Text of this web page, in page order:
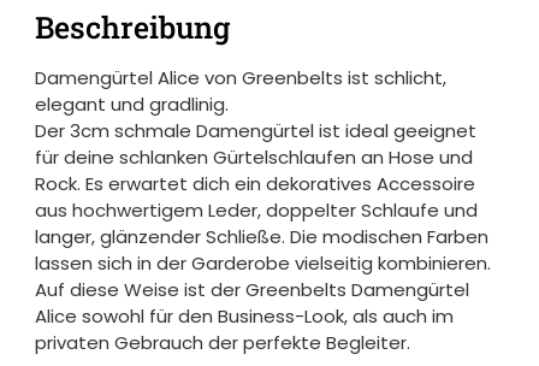
Beschreibung
Damengürtel Alice von Greenbelts ist schlicht,
elegant und gradlinig.
Der 3cm schmale Damengürtel ist ideal geeignet
für deine schlanken Gürtelschlaufen an Hose und
Rock. Es erwartet dich ein dekoratives Accessoire
aus hochwertigem Leder, doppelter Schlaufe und
langer, glänzender Schließe. Die modischen Farben
lassen sich in der Garderobe vielseitig kombinieren.
Auf diese Weise ist der Greenbelts Damengürtel
Alice sowohl für den Business-Look, als auch im
privaten Gebrauch der perfekte Begleiter.